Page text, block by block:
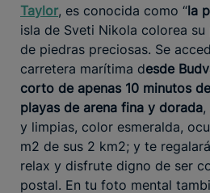
Taylor, es conocida como “la
isla de Sveti Nikola colorea
de piedras preciosas. Se
carretera marítima desde
corto de apenas 10 minutos
playas de arena fina y dorada
y limpias, color esmeralda,
m2 de sus 2 km2; y te
relax y disfrute digno de ser
postal. En tu foto mental